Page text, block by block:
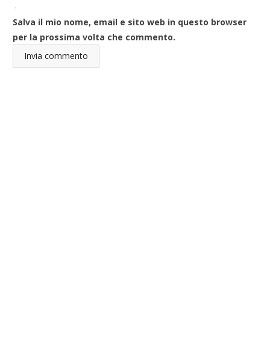
Salva il mio nome, email e sito web in questo browser
per la prossima volta che commento.